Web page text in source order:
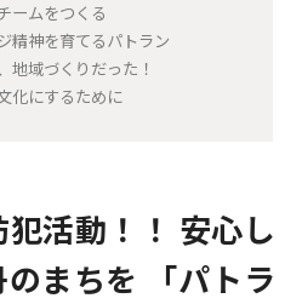
ームをつくる
精神を育てるパトラン
地域づくりだった！
化にするために
活動！！ 安心し
まちを 「パトラ